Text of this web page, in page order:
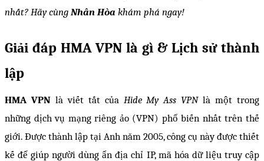
nhất? Hãy cùng Nhân Hòa khám phá ngay!
Giải đáp HMA VPN là gì & Lịch sử thành
lập
HMA VPN là viết tắt của Hide My Ass VPN là một trong
những dịch vụ mạng riêng ảo (VPN) phổ biến nhất trên thế
giới. Được thành lập tại Anh năm 2005, công cụ này được thiết
kế để giúp người dùng ẩn địa chỉ IP, mã hóa dữ liệu truy cập